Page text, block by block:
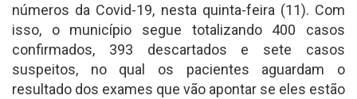
números da Covid-19, nesta quinta-feira (11). Com
isso, o município segue totalizando 400 casos
confirmados, 393 descartados e sete casos
suspeitos, no qual os pacientes aguardam o
resultado dos exames que vão apontar se eles estão